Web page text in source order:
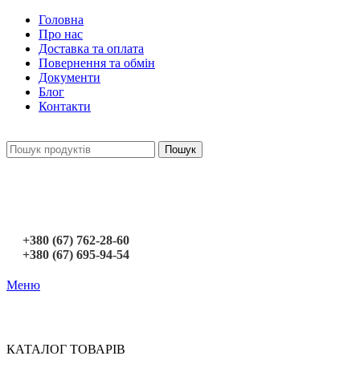
Головна
Про нас
Доставка та оплата
Повернення та обмін
Документи
Блог
Контакти
Пошук
+380 (67) 762-28-60
+380 (67) 695-94-54
Меню
КАТАЛОГ ТОВАРІВ